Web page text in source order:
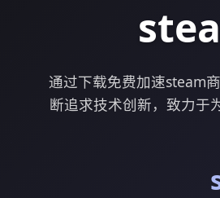
通过下载免费加速steam
断追求技术创新，致力于